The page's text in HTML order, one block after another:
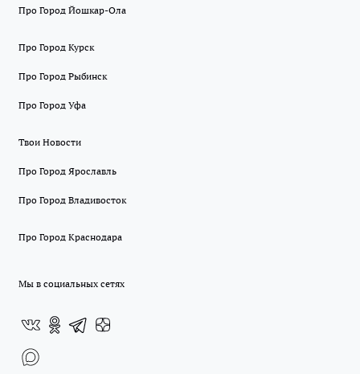
Про Город Йошкар-Ола
Про Город Курск
Про Город Рыбинск
Про Город Уфа
Твои Новости
Про Город Ярославль
Про Город Владивосток
Про Город Краснодара
Мы в социальных сетях